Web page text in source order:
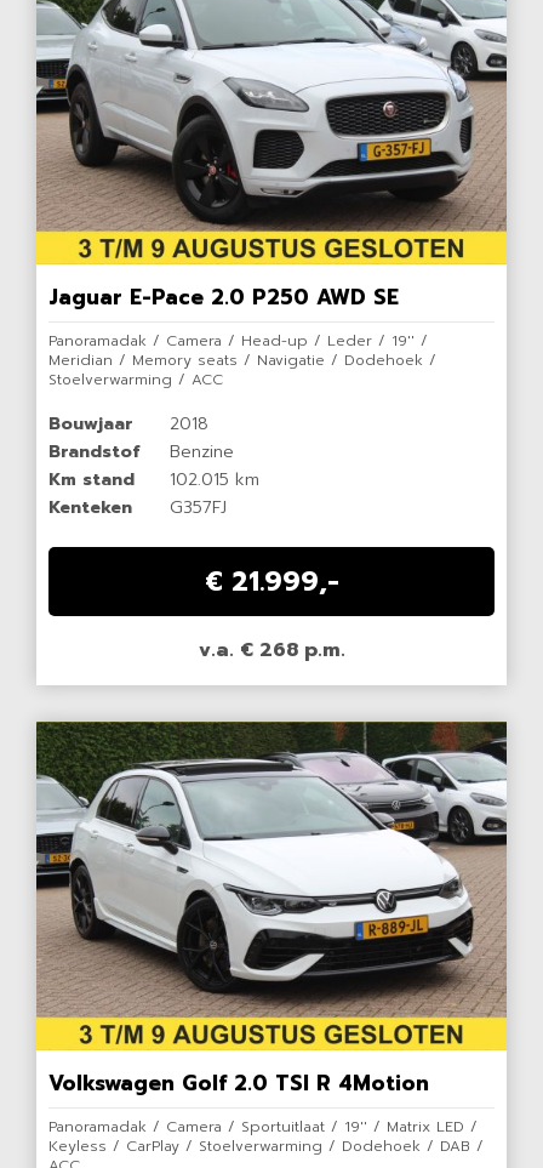
Jaguar E-Pace 2.0 P250 AWD SE
Panoramadak / Camera / Head-up / Leder / 19'' /
Meridian / Memory seats / Navigatie / Dodehoek /
Stoelverwarming / ACC
Bouwjaar
2018
Brandstof
Benzine
Km stand
102.015 km
Kenteken
G357FJ
€ 21.999,-
v.a. € 268 p.m.
Volkswagen Golf 2.0 TSI R 4Motion
Panoramadak / Camera / Sportuitlaat / 19'' / Matrix LED /
Keyless / CarPlay / Stoelverwarming / Dodehoek / DAB /